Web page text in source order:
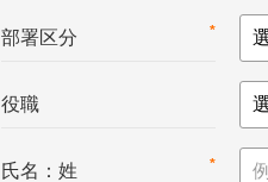
*
部署区分
役職
*
氏名：姓